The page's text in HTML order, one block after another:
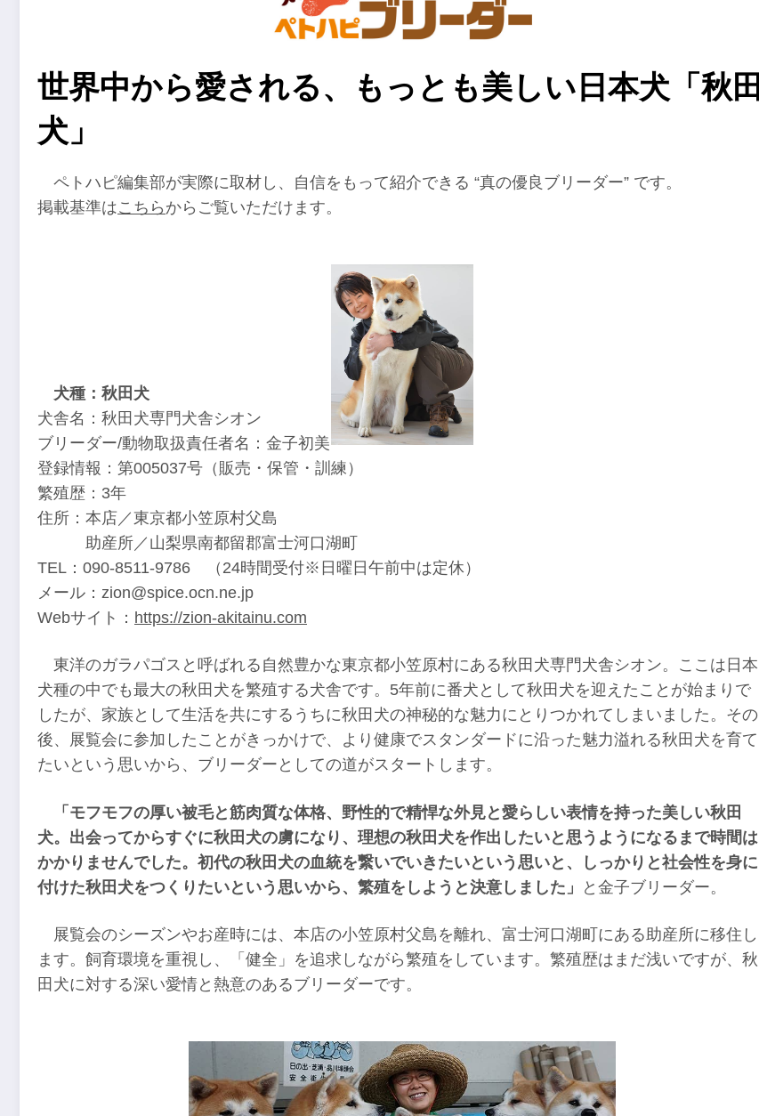
世界中から愛される、もっとも美しい日本犬「秋田
犬」
ペトハピ編集部が実際に取材し、自信をもって紹介できる “真の優良ブリーダー” です。
掲載基準はこちら からご覧いただけます。
犬種：秋田犬
犬舎名：秋田犬専門犬舎シオン
ブリーダー/動物取扱責任者名：金子初美
登録情報：第005037号（販売・保管・訓練）
繁殖歴：3年
住所：本店／東京都小笠原村父島
助産所／山梨県南都留郡富士河口湖町
TEL：090-8511-9786 （24時間受付※日曜日午前中は定休）
メール： zion@spice.ocn.ne.jp
Webサイト： https://zion-akitainu.com
東洋のガラパゴスと呼ばれる自然豊かな東京都小笠原村にある秋田犬専門犬舎シオン。ここは日本
犬種の中でも最大の秋田犬を繁殖する犬舎です。5年前に番犬として秋田犬を迎えたことが始まりで
したが、家族として生活を共にするうちに秋田犬の神秘的な魅力にとりつかれてしまいました。その
後、展覧会に参加したことがきっかけで、より健康でスタンダードに沿った魅力溢れる秋田犬を育て
たいという思いから、ブリーダーとしての道がスタートします。
「モフモフの厚い被毛と筋肉質な体格、野性的で精悍な外見と愛らしい表情を持った美しい秋田
犬。出会ってからすぐに秋田犬の虜になり、理想の秋田犬を作出したいと思うようになるまで時間は
かかりませんでした。初代の秋田犬の血統を繋いでいきたいという思いと、しっかりと社会性を身に
付けた秋田犬をつくりたいという思いから、繁殖をしようと決意しました」
と金子ブリーダー。
展覧会のシーズンやお産時には、本店の小笠原村父島を離れ、富士河口湖町にある助産所に移住し
ます。飼育環境を重視し、「健全」を追求しながら繁殖をしています。繁殖歴はまだ浅いですが、秋
田犬に対する深い愛情と熱意のあるブリーダーです。